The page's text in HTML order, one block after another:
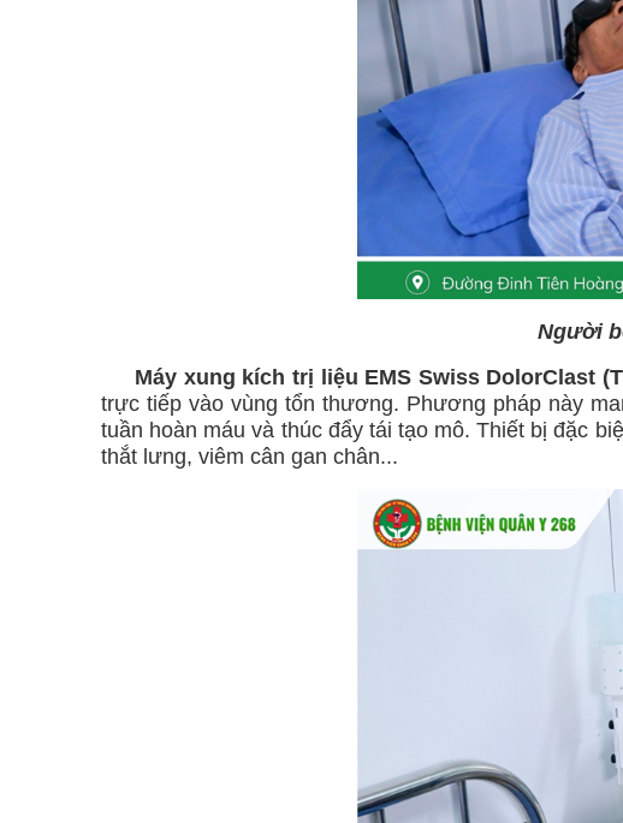
Người
Máy xung kích trị liệu EMS Swiss DolorClast
trực tiếp vào vùng tổn thương. Phương pháp này
tuần hoàn máu và thúc đẩy tái tạo mô. Thiết bị đặc
thắt lưng, viêm cân gan chân...